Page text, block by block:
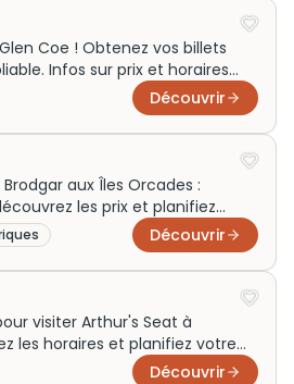
Coe ! Obtenez vos billets
Infos sur prix et horaires
?
Découvrir
aux Îles Orcades :
les prix et planifiez
Ne manquez pas cette
Découvrir
visiter Arthur's Seat à
les horaires et planifiez votre
dès maintenant ! Découvrir